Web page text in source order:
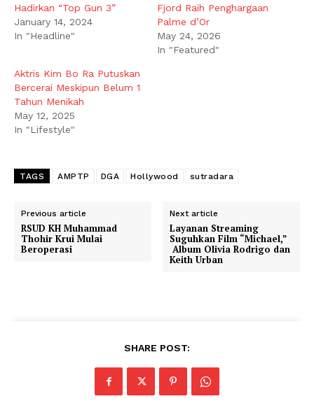
Hadirkan “Top Gun 3”
January 14, 2024
In "Headline"
Fjord Raih Penghargaan
Palme d’Or
May 24, 2026
In "Featured"
Aktris Kim Bo Ra Putuskan
Bercerai Meskipun Belum 1
Tahun Menikah
May 12, 2025
In "Lifestyle"
TAGS AMPTP DGA Hollywood sutradara
Previous article
RSUD KH Muhammad
Thohir Krui Mulai
Beroperasi
Next article
Layanan Streaming
Suguhkan Film “Michael,”
Album Olivia Rodrigo dan
Keith Urban
SHARE POST: